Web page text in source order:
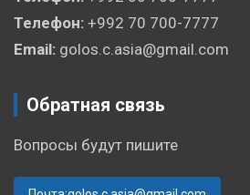
Телефон: +992 70 700-7777
Email: golos.c.asia@gmail.com
Обратная связь
Вопросы будут пишите